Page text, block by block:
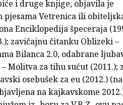
i druge knjige, objavila je
Vetrenica ili
Enciklopedija špeceraja
zavičajnu čitanku Oblizeki –
Bilanca 2.0, odabrane
Molitva za tihu sućut
osebušek za eu (2012.)
na kajkavskome